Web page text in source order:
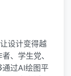
设计变得越
、学生党、
过AI绘图平